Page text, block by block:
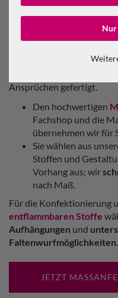
Molton nach
Ansprüchen gefertigt.
Den hochwertigen
Fachshop und die
übernehmen wir für
Sie wählen aus
Stoffen und
Vorhang aus; wir
nach Maß.
Für die Konfektionierung
entflammbaren Stoffe
Aufhängungen und
Faltenwurfmöglichkeiten
JETZT